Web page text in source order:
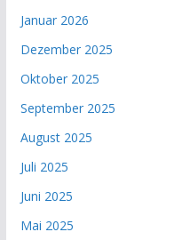
Januar 2026
Dezember 2025
Oktober 2025
September 2025
August 2025
Juli 2025
Juni 2025
Mai 2025